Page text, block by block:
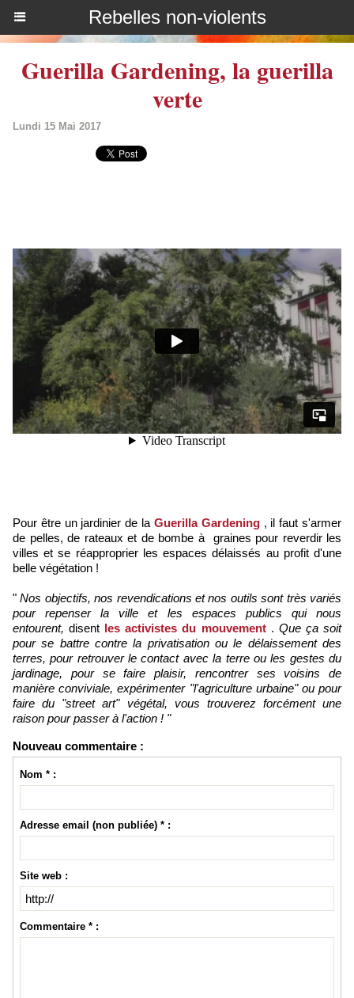
Rebelles non-violents
Guerilla Gardening, la guerilla
verte
Lundi 15 Mai 2017
Pour être un jardinier de la Guerilla Gardening , il faut s'armer
de pelles, de rateaux et de bombe à graines pour reverdir les
villes et se réapproprier les espaces délaissés au profit d'une
belle végétation !
"Nos objectifs, nos revendications et nos outils sont très variés
pour repenser la ville et les espaces publics qui nous
entourent,disent les activistes du mouvement . Que ça soit
pour se battre contre la privatisation ou le délaissement des
terres, pour retrouver le contact avec la terre ou les gestes du
jardinage, pour se faire plaisir, rencontrer ses voisins de
manière conviviale, expérimenter "l'agriculture urbaine" ou pour
faire du "street art" végétal, vous trouverez forcément une
raison pour passer à l'action ! "
Nouveau commentaire :
Nom * :
Adresse email (non publiée) * :
Site web :
Commentaire * :